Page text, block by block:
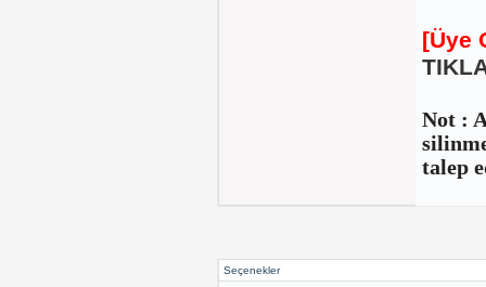
[Üye
Not :
talep
Seçenekler